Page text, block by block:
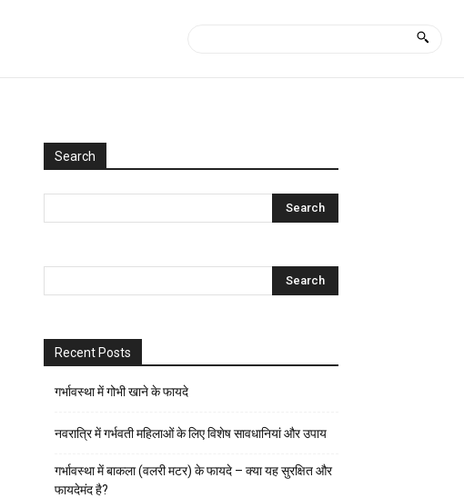
Search
Recent Posts
गर्भावस्था में गोभी खाने के फायदे
नवरात्रि में गर्भवती महिलाओं के लिए विशेष सावधानियां और उपाय
गर्भावस्था में बाकला (वलरी मटर) के फायदे – क्या यह सुरक्षित और
फायदेमंद है?